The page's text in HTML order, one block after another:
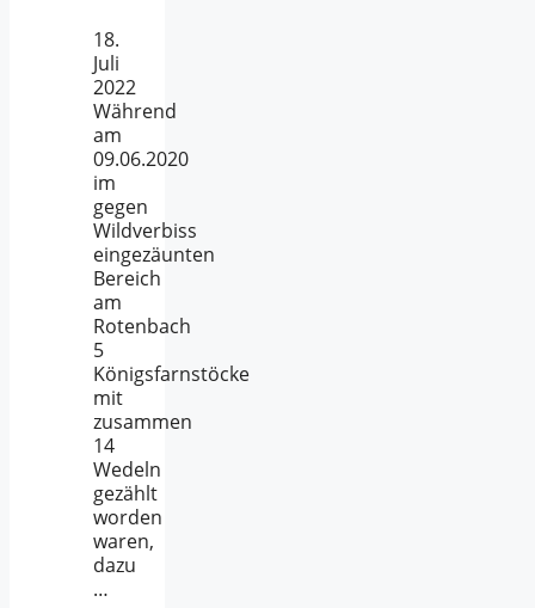
18.
Juli
2022
Während
am
09.06.2020
im
gegen
Wildverbiss
eingezäunten
Bereich
am
Rotenbach
5
Königsfarnstöcke
mit
zusammen
14
Wedeln
gezählt
worden
waren,
dazu
…